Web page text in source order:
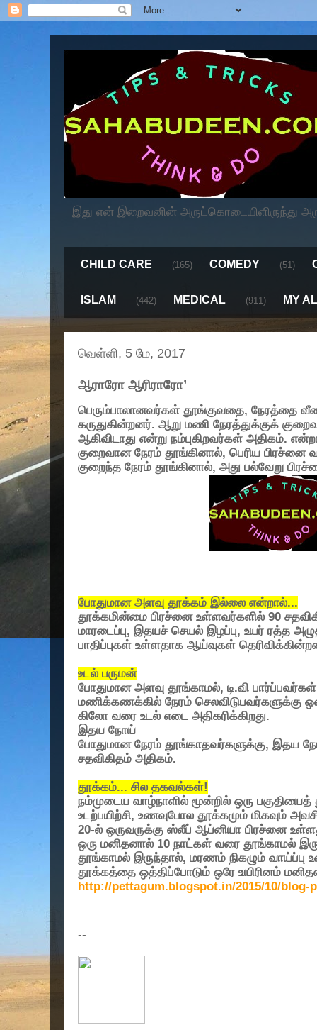
இது என் இறைவனின் அருட்கொடையிளிருந்து
CHILD CARE (165) COMEDY (51)
ISLAM (442) MEDICAL (911) MY
வெள்ளி, 5 மே, 2017
ஆராரோ ஆரிராரோ’
பெரும்பாலானவர்கள் தூங்குவதை, நேரத்தை
கருதுகின்றனர். ஆறு மணி நேரத்துக்குக்
ஆகிவிடாது என்று நம்புகிறவர்கள் அதிகம்.
குறைவான நேரம் தூங்கினால், பெரிய
குறைந்த நேரம் தூங்கினால், அது பல்வேறு
போதுமான அளவு தூக்கம் இல்லை என்றால்...
தூக்கமின்மை பிரச்னை உள்ளவர்களில் 90
மாரடைப்பு, இதயச் செயல் இழப்பு, உயர் ரத்த
பாதிப்புகள் உள்ளதாக ஆய்வுகள்
உடல் பருமன்
போதுமான அளவு தூங்காமல், டி.வி
மணிக்கணக்கில் நேரம் செலவிடுபவர்களுக்கு
கிலோ வரை உடல் எடை அதிகரிக்கிறது.
இதய நோய்
போதுமான நேரம் தூங்காதவர்களுக்கு, இதய
சதவிகிதம் அதிகம்.
தூக்கம்... சில தகவல்கள்!
நம்முடைய வாழ்நாளில் மூன்றில் ஒரு
உடற்பயிற்சி, உணவுபோல தூக்கமும் மிகவும்
20-ல் ஒருவருக்கு ஸ்லீப் ஆப்னியா பிரச்னை
ஒரு மனிதனால் 10 நாட்கள் வரை தூங்காமல்
தூங்காமல் இருந்தால், மரணம் நிகழும் வாய்ப்பு
தூக்கத்தை ஒத்திப்போடும் ஒரே உயிரினம்
http://pettagum.blogspot.in/2015/10/blog-
--